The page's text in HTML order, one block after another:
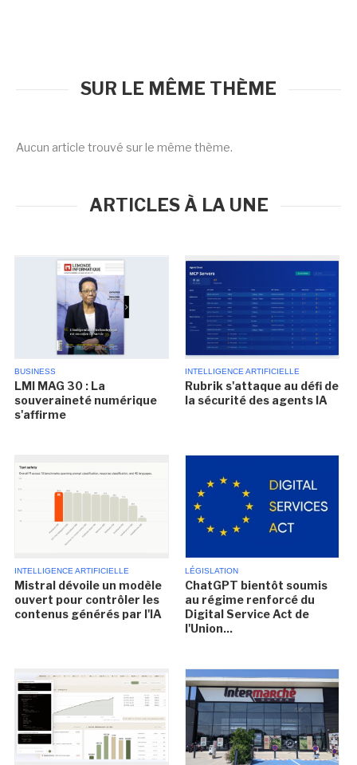
SUR LE MÊME THÈME
Aucun article trouvé sur le même thème.
ARTICLES À LA UNE
BUSINESS
LMI MAG 30 : La
souveraineté numérique
s'affirme
INTELLIGENCE ARTIFICIELLE
Rubrik s'attaque au défi de
la sécurité des agents IA
INTELLIGENCE ARTIFICIELLE
Mistral dévoile un modèle
ouvert pour contrôler les
contenus générés par l'IA
LÉGISLATION
ChatGPT bientôt soumis
au régime renforcé du
Digital Service Act de
l'Union...